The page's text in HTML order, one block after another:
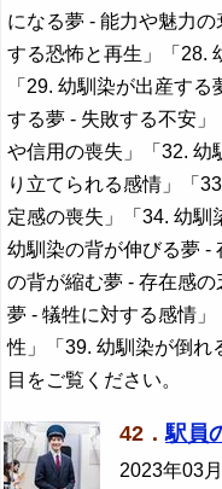
になる夢 - 能力や魅力
する恐怖と再生」「28.
「29. 幼馴染が出産す
する夢 - 失敗する不安
や信用の喪失」「32. 幼
り立てられる感情」「
定感の喪失」「34. 幼馴
幼馴染の背が伸びる夢 -
の背が縮む夢 - 存在感
夢 - 犠牲に対する感情
性」「39. 幼馴染が倒れ
目をご覧ください。
42．駅員
2023年03